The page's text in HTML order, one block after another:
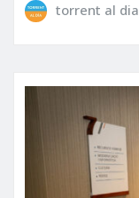
torrent al dia